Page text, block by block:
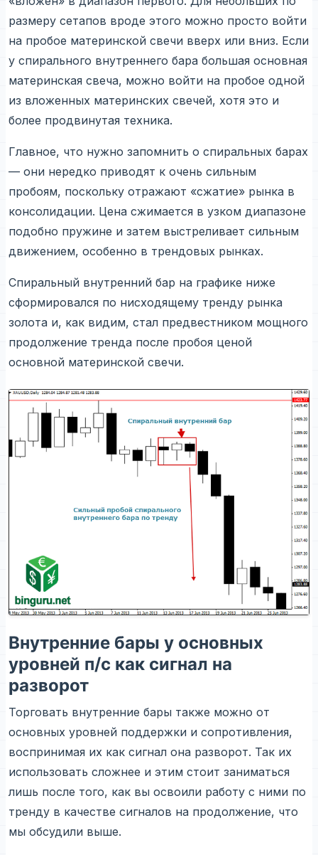
размеру сетапов вроде этого можно просто войти
на пробое материнской свечи вверх или вниз. Если
у спирального внутреннего бара большая основная
материнская свеча, можно войти на пробое одной
из вложенных материнских свечей, хотя это и
более продвинутая техника.
Главное, что нужно запомнить о спиральных барах
— они нередко приводят к очень сильным
пробоям, поскольку отражают «сжатие» рынка в
консолидации. Цена сжимается в узком диапазоне
подобно пружине и затем выстреливает сильным
движением, особенно в трендовых рынках.
Спиральный внутренний бар на графике ниже
сформировался по нисходящему тренду рынка
золота и, как видим, стал предвестником мощного
продолжение тренда после пробоя ценой
основной материнской свечи.
Внутренние бары у основных
уровней п/с как сигнал на
разворот
Торговать внутренние бары также можно от
основных уровней поддержки и сопротивления,
воспринимая их как сигнал она разворот. Так их
использовать сложнее и этим стоит заниматься
лишь после того, как вы освоили работу с ними по
тренду в качестве сигналов на продолжение, что
мы обсудили выше.